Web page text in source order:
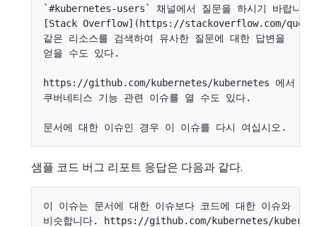
`#kubernetes-users` 채널에서 질문을 하시기 바랍니
[Stack Overflow](https://stackoverflow.com/
같은 리소스를 검색하여 유사한 질문에 대한 답변을
얻을 수도 있다.
https://github.com/kubernetes/kubernetes 에서
쿠버네티스 기능 관련 이슈를 열 수도 있다.
샘플 코드 버그 리포트 응답은 다음과 같다.
이 이슈는 문서에 대한 이슈보다 코드에 대한 이슈와
비슷합니다. https://github.com/kubernetes/